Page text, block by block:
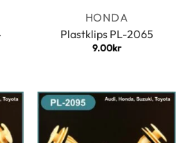
HONDA
Plastklips PL-2065
9.00kr